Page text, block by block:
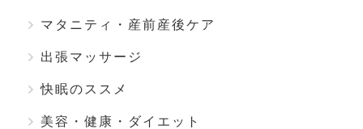
マタニティ・産前産後ケア
出張マッサージ
快眠のススメ
美容・健康・ダイエット